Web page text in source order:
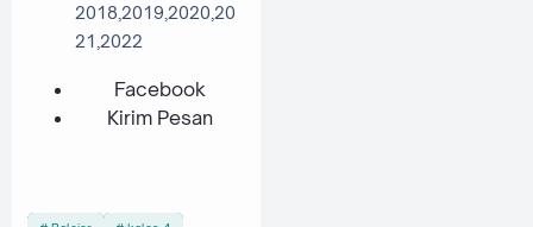
2018,2019,2020,20
21,2022
Facebook
Kirim Pesan